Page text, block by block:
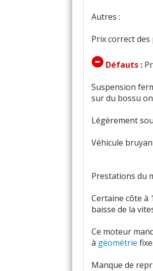
Autres :
Prix correct des
Défauts :
Suspension
sur du bossu
Légèrement
Véhicule
Prestations du
Certaine côte à
baisse de la
Ce moteur
à géométrie
Manque de